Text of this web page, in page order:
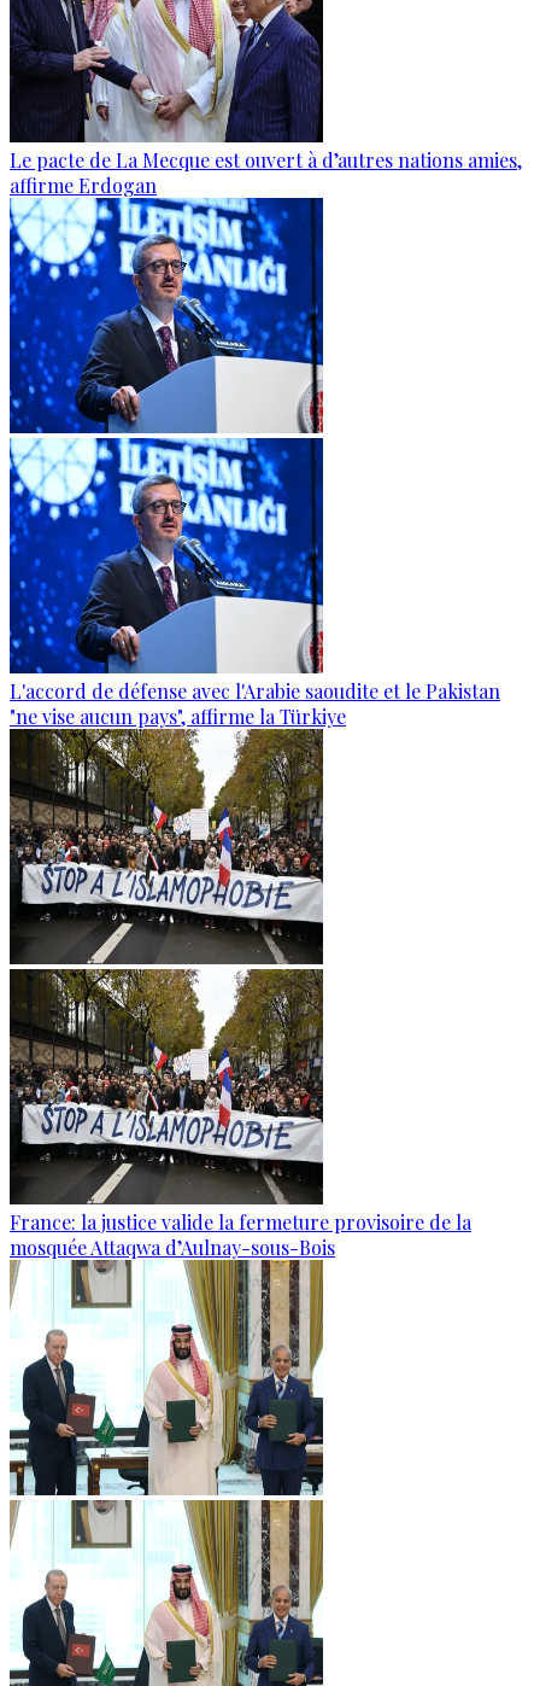
Le pacte de La Mecque est ouvert à d’autres nations amies,
affirme Erdogan
L'accord de défense avec l'Arabie saoudite et le Pakistan
"ne vise aucun pays", affirme la Türkiye
France: la justice valide la fermeture provisoire de la
mosquée Attaqwa d’Aulnay-sous-Bois